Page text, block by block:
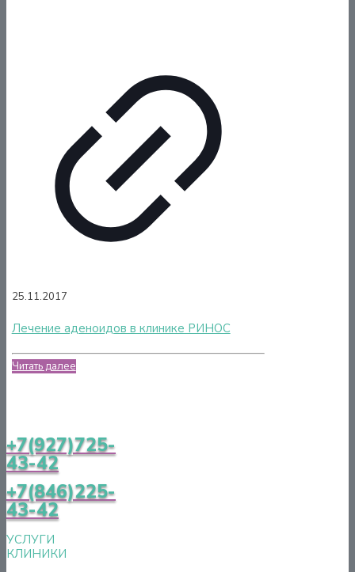
25.11.2017
Лечение аденоидов в клинике РИНОС
Читать далее
+7(927)725-
43-42
+7(846)225-
43-42
УСЛУГИ
КЛИНИКИ